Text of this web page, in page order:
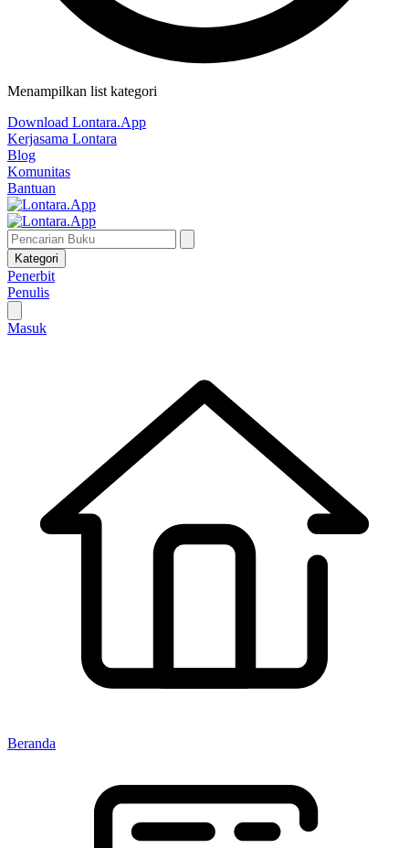
Menampilkan list kategori
Download Lontara.App
Kerjasama Lontara
Blog
Komunitas
Bantuan
Kategori
Penerbit
Penulis
Masuk
Beranda